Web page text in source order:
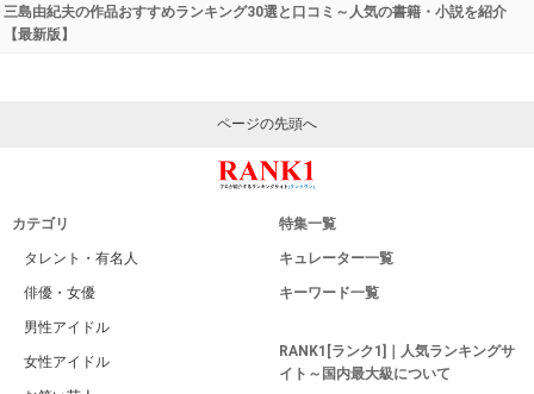
三島由紀夫の作品おすすめランキング30選と口コミ～人気の書籍・小説を紹介
【最新版】
ページの先頭へ
カテゴリ
タレント・有名人
俳優・女優
男性アイドル
女性アイドル
特集一覧
キュレーター一覧
キーワード一覧
RANK1[ランク1]｜人気ランキングサ
イト～国内最大級について